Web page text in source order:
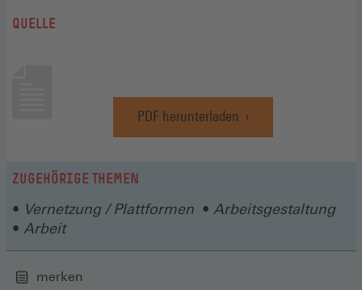
QUELLE
PDF herunterladen
(Öffnet
in
ZUGEHÖRIGE THEMEN
Vernetzung / Plattformen
Arbeitsgestaltung
Arbeit
merken